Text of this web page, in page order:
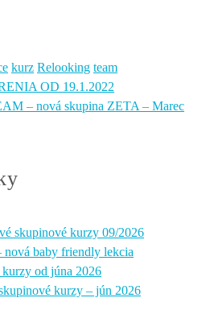
kurz Relooking team
OD 19.1.2022
– nová skupina ZETA – Marec
skupinové kurzy 09/2026
baby friendly lekcia
od júna 2026
kurzy – jún 2026